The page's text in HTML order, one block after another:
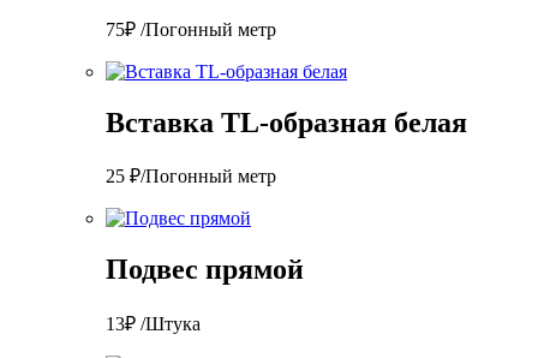
75₽ /Погонный метр
Вставка TL-образная белая
25 ₽/Погонный метр
Подвес прямой
13₽ /Штука